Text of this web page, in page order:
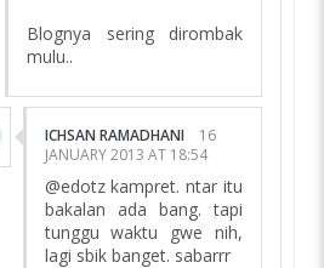
Blognya sering dirombak
mulu..
ICHSAN RAMADHANI
16
JANUARY 2013 AT 18:54
@edotz kampret. ntar itu
bakalan ada bang. tapi
tunggu waktu gwe nih,
lagi sbik banget. sabarrr